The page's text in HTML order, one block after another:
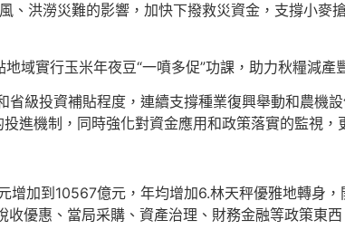
、洪澇災難的影響，加快下撥救災資金，支撐小麥
域實行玉米年夜豆“一噴多促”功課，助力秋糧減產
級投資補貼程度，連續支撐種業復興舉動和農機
投進機制，同時強化對資金應用和政策落實的監視，
加到10567億元，年均增加6.林天秤優雅地轉身
優惠、當局采購、資產治理、財務金融等政策東